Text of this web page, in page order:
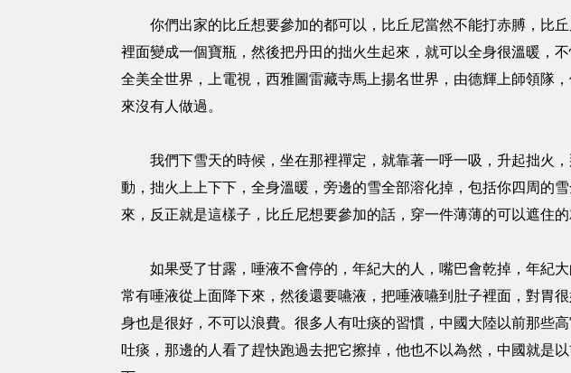
你們出家的比丘想要參加的都可以，比丘尼當然不能打赤膊，比丘
裡面變成一個寶瓶，然後把丹田的拙火生起來，就可以全身很溫暖，
全美全世界，上電視，西雅圖雷藏寺馬上揚名世界，由德輝上師領隊
來沒有人做過。
我們下雪天的時候，坐在那裡禪定，就靠著一呼一吸，升起拙火，
動，拙火上上下下，全身溫暖，旁邊的雪全部溶化掉，包括你四周的
來，反正就是這樣子，比丘尼想要參加的話，穿一件薄薄的可以遮住
如果受了甘露，唾液不會停的，年紀大的人，嘴巴會乾掉，年紀大
常有唾液從上面降下來，然後還要嚥液，把唾液嚥到肚子裡面，對胃
身也是很好，不可以浪費。很多人有吐痰的習慣，中國大陸以前那些
吐痰，那邊的人看了趕快跑過去把它擦掉，他也不以為然，中國就是